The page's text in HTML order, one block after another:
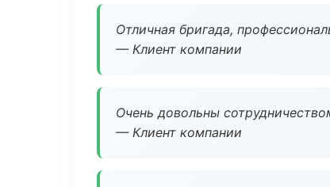
Отличная бригада,
— Клиент компании
Очень довольны
— Клиент компании